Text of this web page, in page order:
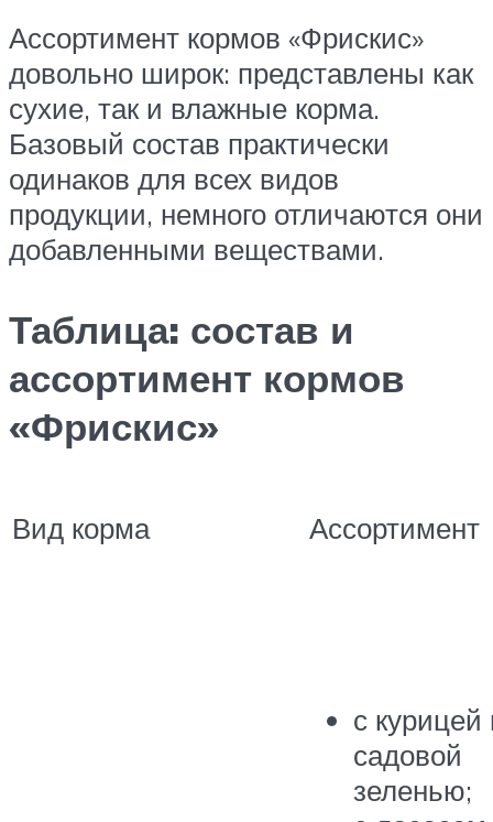
Ассортимент кормов «Фрискис»
довольно широк: представлены как
сухие, так и влажные корма.
Базовый состав практически
одинаков для всех видов
продукции, немного отличаются они
добавленными веществами.
Таблица: состав и
ассортимент кормов
«Фрискис»
Вид корма Ассортимент
с курицей
садовой
зеленью;